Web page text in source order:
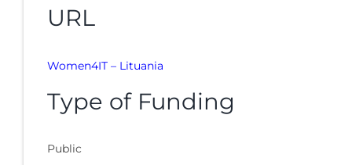
URL
Women4IT – Lituania
Type of Funding
Public